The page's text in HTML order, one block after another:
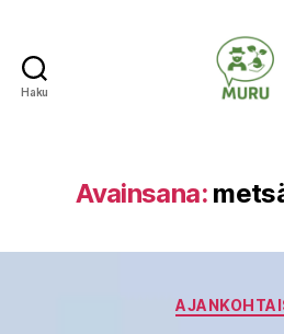
Haku
Avainsana: